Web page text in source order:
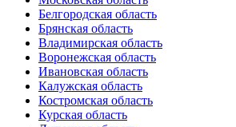
Белгородская область
Брянская область
Владимирская область
Воронежская область
Ивановская область
Калужская область
Костромская область
Курская область